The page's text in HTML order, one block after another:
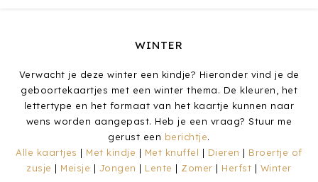
WINTER
Verwacht je deze winter een kindje? Hieronder vind je de
geboortekaartjes met een winter thema. De kleuren, het
lettertype en het formaat van het kaartje kunnen naar
wens worden aangepast. Heb je een vraag? Stuur me
gerust een berichtje.
Alle kaartjes | Met kindje | Met knuffel | Dieren | Broertje of
zusje | Meisje | Jongen | Lente | Zomer | Herfst | Winter